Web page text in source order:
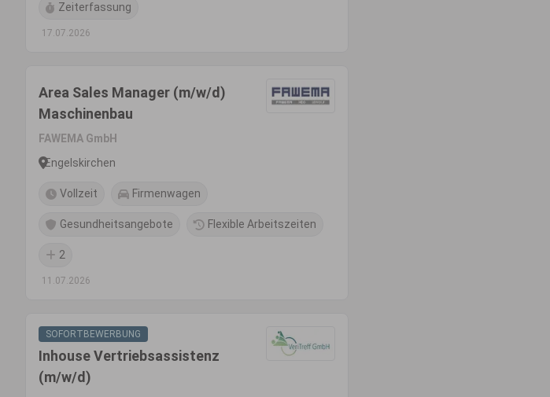
Zeiterfassung
17.07.2026
Area Sales Manager (m/w/d)
Maschinenbau
FAWEMA GmbH
Engelskirchen
Vollzeit Firmenwagen
Gesundheitsangebote Flexible Arbeitszeiten
2
11.07.2026
SOFORTBEWERBUNG
Inhouse Vertriebsassistenz
(m/w/d)